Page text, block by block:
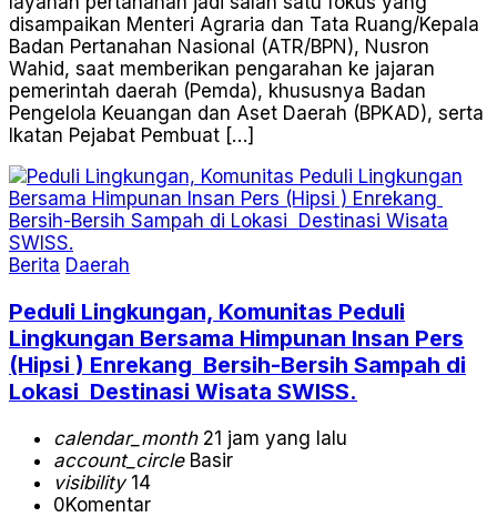
disampaikan Menteri Agraria dan Tata Ruang/Kepala
Badan Pertanahan Nasional (ATR/BPN), Nusron
Wahid, saat memberikan pengarahan ke jajaran
pemerintah daerah (Pemda), khususnya Badan
Pengelola Keuangan dan Aset Daerah (BPKAD), serta
Ikatan Pejabat Pembuat […]
Berita Daerah
Peduli Lingkungan, Komunitas Peduli
Lingkungan Bersama Himpunan Insan Pers
(Hipsi ) Enrekang Bersih-Bersih Sampah di
Lokasi Destinasi Wisata SWISS.
calendar_month21 jam yang lalu
account_circleBasir
visibility14
0Komentar